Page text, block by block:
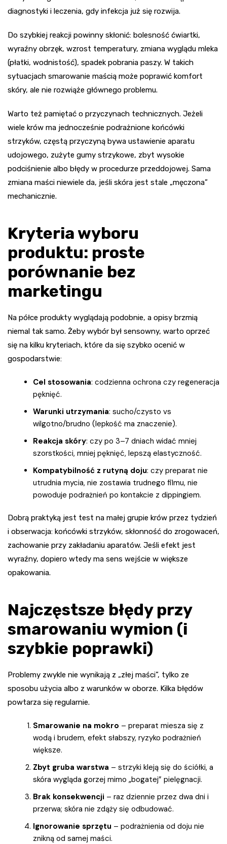
diagnostyki i leczenia, gdy infekcja już się rozwija.
Do szybkiej reakcji powinny skłonić: bolesność ćwiartki,
wyraźny obrzęk, wzrost temperatury, zmiana wyglądu mleka
(płatki, wodnistość), spadek pobrania paszy. W takich
sytuacjach smarowanie maścią może poprawić komfort
skóry, ale nie rozwiąże głównego problemu.
Warto też pamiętać o przyczynach technicznych. Jeżeli
wiele krów ma jednocześnie podrażnione końcówki
strzyków, częstą przyczyną bywa ustawienie aparatu
udojowego, zużyte gumy strzykowe, zbyt wysokie
podciśnienie albo błędy w procedurze przeddojowej. Sama
zmiana maści niewiele da, jeśli skóra jest stale „męczona”
mechanicznie.
Kryteria wyboru
produktu: proste
porównanie bez
marketingu
Na półce produkty wyglądają podobnie, a opisy brzmią
niemal tak samo. Żeby wybór był sensowny, warto oprzeć
się na kilku kryteriach, które da się szybko ocenić w
gospodarstwie:
Cel stosowania: codzienna ochrona czy regeneracja
pęknięć.
Warunki utrzymania: sucho/czysto vs
wilgotno/brudno (lepkość ma znaczenie).
Reakcja skóry: czy po 3–7 dniach widać mniej
szorstkości, mniej pęknięć, lepszą elastyczność.
Kompatybilność z rutyną doju: czy preparat nie
utrudnia mycia, nie zostawia trudnego filmu, nie
powoduje podrażnień po kontakcie z dippingiem.
Dobrą praktyką jest test na małej grupie krów przez tydzień
i obserwacja: końcówki strzyków, skłonność do zrogowaceń,
zachowanie przy zakładaniu aparatów. Jeśli efekt jest
wyraźny, dopiero wtedy ma sens wejście w większe
opakowania.
Najczęstsze błędy przy
smarowaniu wymion (i
szybkie poprawki)
Problemy zwykle nie wynikają z „złej maści”, tylko ze
sposobu użycia albo z warunków w oborze. Kilka błędów
powtarza się regularnie.
Smarowanie na mokro – preparat miesza się z
wodą i brudem, efekt słabszy, ryzyko podrażnień
większe.
Zbyt gruba warstwa – strzyki kleją się do ściółki, a
skóra wygląda gorzej mimo „bogatej” pielęgnacji.
Brak konsekwencji – raz dziennie przez dwa dni i
przerwa; skóra nie zdąży się odbudować.
Ignorowanie sprzętu – podrażnienia od doju nie
znikną od samej maści.